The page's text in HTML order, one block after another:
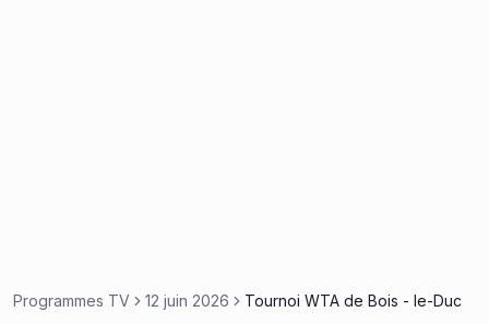
Programmes TV 12 juin 2026 Tournoi WTA de Bois - le-Duc